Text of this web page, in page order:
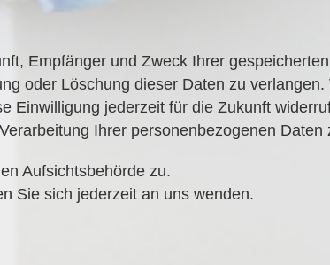
Empfänger und Zweck Ihrer
oder Löschung dieser Daten zu
Einwilligung jederzeit für die Zukunft
Ihrer personenbezogenen Daten
Aufsichtsbehörde zu.
Sie sich jederzeit an uns wenden.